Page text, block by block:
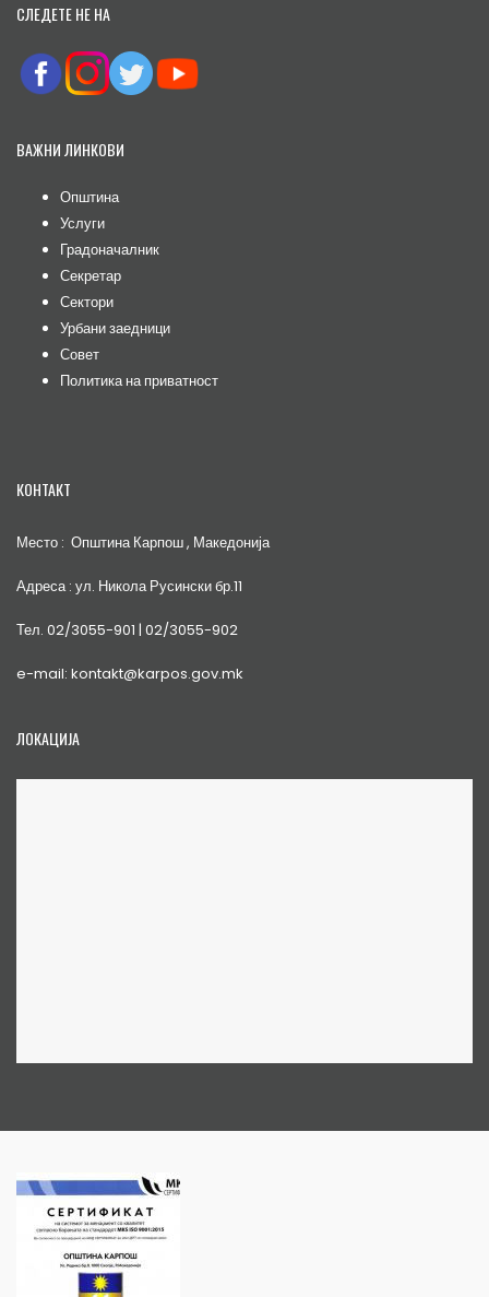
СЛЕДЕТЕ НЕ НА
ВАЖНИ ЛИНКОВИ
Општина
Услуги
Градоначалник
Секретар
Сектори
Урбани заедници
Совет
Политика на приватност
КОНТАКТ
Место : Општина Карпош , Македонија
Адреса : ул. Никола Русински бр.11
Тел. 02/3055-901 | 02/3055-902
e-mail: kontakt@karpos.gov.mk
ЛОКАЦИЈА